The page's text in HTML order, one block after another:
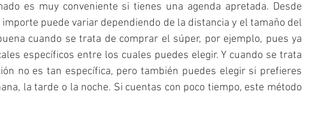
es muy conveniente si tienes una agenda apretada. Desde
puede variar dependiendo de la distancia y el tamaño del
cuando se trata de comprar el súper, por ejemplo, pues ya
específicos entre los cuales puedes elegir. Y cuando se trata
no es tan específica, pero también puedes elegir si prefieres
la tarde o la noche. Si cuentas con poco tiempo, este método